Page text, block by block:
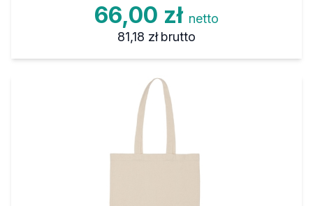
66,00 zł netto
81,18 zł brutto